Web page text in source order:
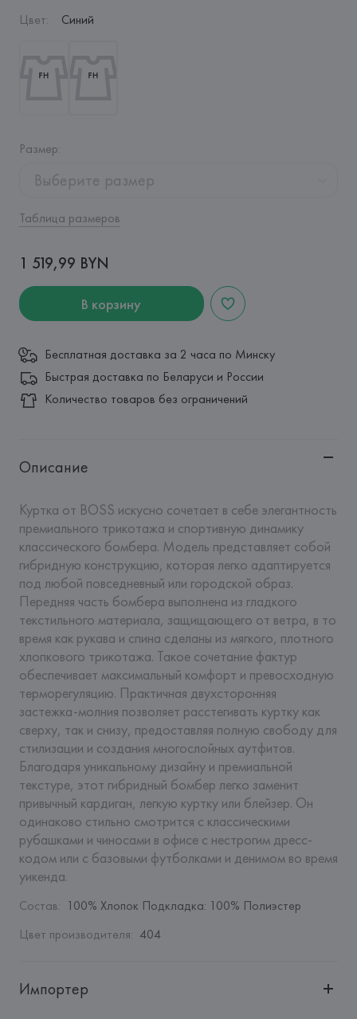
Цвет: Синий
Размер:
Выберите размер
Таблица размеров
1 519,99 BYN
В корзину
Бесплатная доставка за 2 часа по Минску
Быстрая доставка по Беларуси и России
Количество товаров без ограничений
Описание
Куртка от BOSS искусно сочетает в себе элегантность
премиального трикотажа и спортивную динамику
классического бомбера. Модель представляет собой
гибридную конструкцию, которая легко адаптируется
под любой повседневный или городской образ.
Передняя часть бомбера выполнена из гладкого
текстильного материала, защищающего от ветра, в то
время как рукава и спина сделаны из мягкого, плотного
хлопкового трикотажа. Такое сочетание фактур
обеспечивает максимальный комфорт и превосходную
терморегуляцию. Практичная двухсторонняя
застежка-молния позволяет расстегивать куртку как
сверху, так и снизу, предоставляя полную свободу для
стилизации и создания многослойных аутфитов.
Благодаря уникальному дизайну и премиальной
текстуре, этот гибридный бомбер легко заменит
привычный кардиган, легкую куртку или блейзер. Он
одинаково стильно смотрится с классическими
рубашками и чиносами в офисе с нестрогим дресс-
кодом или с базовыми футболками и денимом во время
уикенда.
Состав: 100% Хлопок Подкладка: 100% Полиэстер
Цвет производителя: 404
Импортер